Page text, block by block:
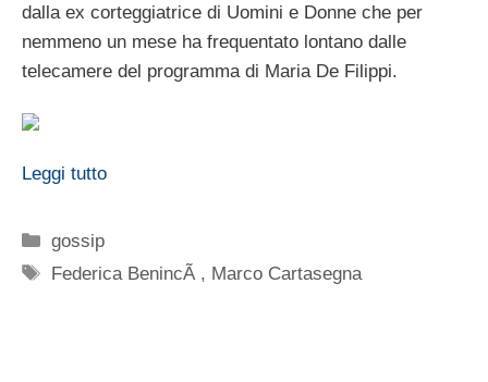
dalla ex corteggiatrice di Uomini e Donne che per
nemmeno un mese ha frequentato lontano dalle
telecamere del programma di Maria De Filippi.
Leggi tutto
Categorie
gossip
Tag
Federica BenincÃ , Marco Cartasegna